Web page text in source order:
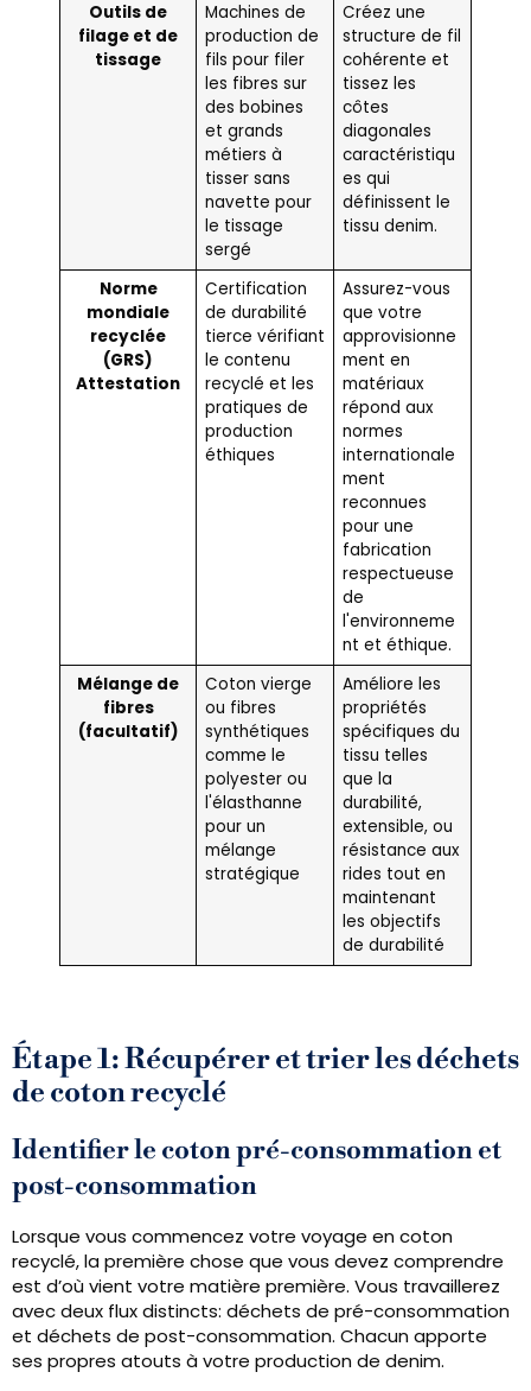
Outils de
filage et de
tissage
Machines de
production de
fils pour filer
les fibres sur
des bobines
et grands
métiers à
tisser sans
navette pour
le tissage
sergé
Créez une
structure de fil
cohérente et
tissez les
côtes
diagonales
caractéristiqu
es qui
définissent le
tissu denim.
Norme
mondiale
recyclée
(GRS)
Attestation
Certification
de durabilité
tierce vérifiant
le contenu
recyclé et les
pratiques de
production
éthiques
Assurez-vous
que votre
approvisionne
ment en
matériaux
répond aux
normes
internationale
ment
reconnues
pour une
fabrication
respectueuse
de
l'environneme
nt et éthique.
Mélange de
fibres
(facultatif)
Coton vierge
ou fibres
synthétiques
comme le
polyester ou
l'élasthanne
pour un
mélange
stratégique
Améliore les
propriétés
spécifiques du
tissu telles
que la
durabilité,
extensible, ou
résistance aux
rides tout en
maintenant
les objectifs
de durabilité
Étape 1: Récupérer et trier les déchets
de coton recyclé
Identifier le coton pré-consommation et
post-consommation
Lorsque vous commencez votre voyage en coton
recyclé, la première chose que vous devez comprendre
est d’où vient votre matière première. Vous travaillerez
avec deux flux distincts: déchets de pré-consommation
et déchets de post-consommation. Chacun apporte
ses propres atouts à votre production de denim.